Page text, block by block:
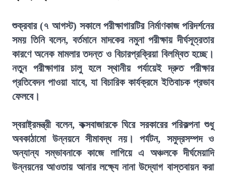
শুক্রবার (৭ আগস্ট) সকালে পরীক্ষাগারটির নির্মাণকাজ পরিদর্শনের
সময় তিনি বলেন, বর্তমানে মাদকের নমুনা পরীক্ষায় দীর্ঘসূত্রতার
কারণে অনেক মামলার তদন্ত ও বিচারপ্রক্রিয়া বিলম্বিত হচ্ছে।
নতুন পরীক্ষাগার চালু হলে স্থানীয় পর্যায়েই দ্রুত পরীক্ষার
প্রতিবেদন পাওয়া যাবে, যা বিচারিক কার্যক্রমে ইতিবাচক প্রভাব
ফেলবে।
স্বরাষ্ট্রমন্ত্রী বলেন, কক্সবাজারকে ঘিরে সরকারের পরিকল্পনা শুধু
অবকাঠামো উন্নয়নে সীমাবদ্ধ নয়। পর্যটন, সমুদ্রসম্পদ ও
অন্যান্য সম্ভাবনাকে কাজে লাগিয়ে এ অঞ্চলকে দীর্ঘমেয়াদি
উন্নয়নের আওতায় আনার লক্ষ্যে নানা উদ্যোগ বাস্তবায়ন করা